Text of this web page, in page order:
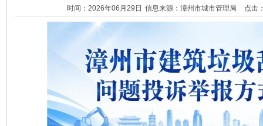
时间：2026年06月29日 信息来源：漳州市城市管理局 点击